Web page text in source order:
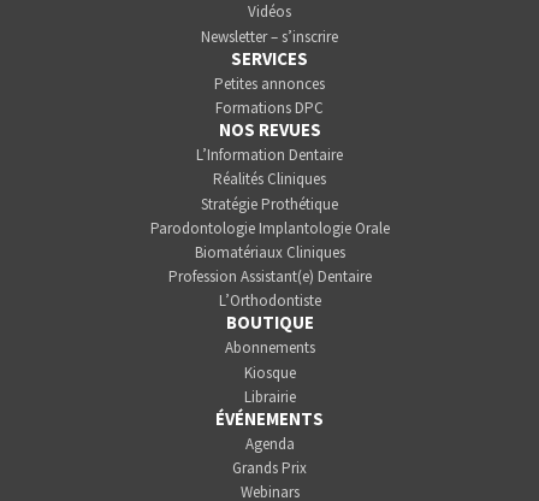
Vidéos
Newsletter – s’inscrire
SERVICES
Petites annonces
Formations DPC
NOS REVUES
L’Information Dentaire
Réalités Cliniques
Stratégie Prothétique
Parodontologie Implantologie Orale
Biomatériaux Cliniques
Profession Assistant(e) Dentaire
L’Orthodontiste
BOUTIQUE
Abonnements
Kiosque
Librairie
ÉVÉNEMENTS
Agenda
Grands Prix
Webinars